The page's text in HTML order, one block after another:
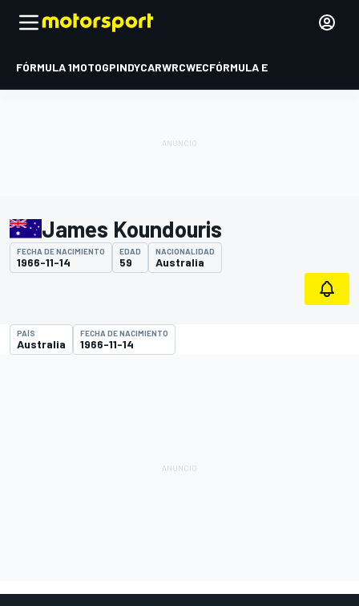
FÓRMULA 1MOTOGPINDYCARWRCWECFÓRMULA E
James Koundouris
FECHA DE NACIMIENTO
1966-11-14
EDAD
59
NACIONALIDAD
Australia
PAÍS
Australia
FECHA DE NACIMIENTO
1966-11-14